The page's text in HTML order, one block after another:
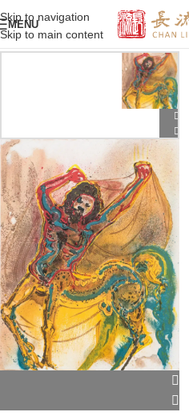
Skip to navigation
Skip to main content
MENU